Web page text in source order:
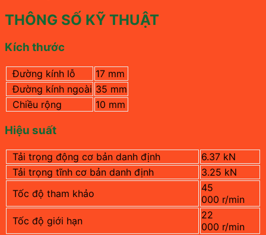
THÔNG SỐ KỸ THUẬT
Kích thước
Đường kính lỗ
17 mm
Đường kính ngoài 35 mm
Chiều rộng
10 mm
Hiệu suất
Tải trọng động cơ bản danh định
6.37 kN
Tải trọng tĩnh cơ bản danh định
3.25 kN
Tốc độ tham khảo
45
000 r/min
Tốc độ giới hạn
22
000 r/min